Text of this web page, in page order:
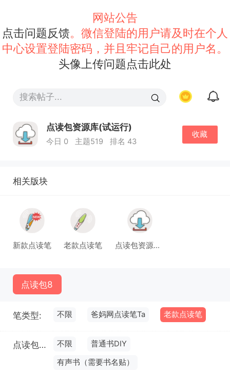
网站公告
点击问题反馈。微信登陆的用户请及时在个人
中心设置登陆密码，并且牢记自己的用户名。
头像上传问题点击此处
点读包资源库(试运行)
今日 0 主题519 排名 43
收藏
相关版块
新款点读笔 老款点读笔 点读包资源库(试运行)
点读包8
笔类型: 不限 爸妈网点读笔Ta 老款点读笔
点读包类型: 不限
普通书DIY
有声书（需要书名贴）